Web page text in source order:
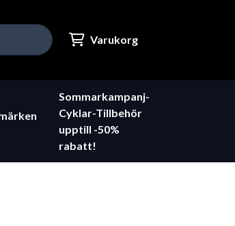
Varukorg
Sommarkampanj-
Cyklar-Tillbehör
upptill -50%
rabatt!